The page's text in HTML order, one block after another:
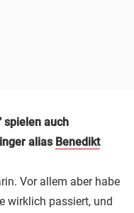
spielen auch
alias Benedikt
Vor allem aber habe
wirklich passiert, und